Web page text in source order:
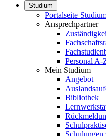
Studium
Portalseite
Ansprechpartner
Personal A-
Mein Studium
Angebot
Bibliothek
Schulungen